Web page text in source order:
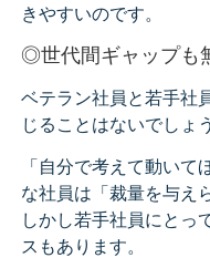
きやすいのです。
◎世代間ギャップも
ベテラン社員と若手社
じることはないでしょ
「自分で考えて動い
な社員は「裁量を与え
しかし若手社員にとっ
スもあります。